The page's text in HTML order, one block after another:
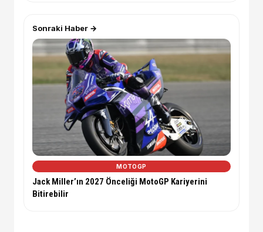
Sonraki Haber →
MOTOGP
Jack Miller’ın 2027 Önceliği MotoGP Kariyerini
Bitirebilir